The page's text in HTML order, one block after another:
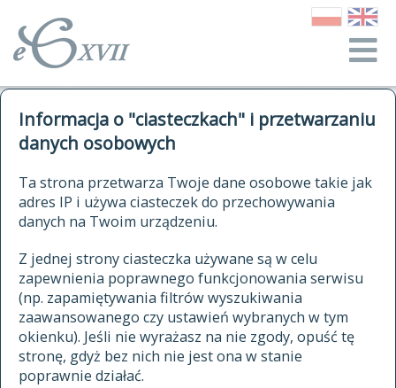
Informacja o "ciasteczkach" i przetwarzaniu
danych osobowych
Ta strona przetwarza Twoje dane osobowe takie jak
adres IP i używa ciasteczek do przechowywania
danych na Twoim urządzeniu.
Z jednej strony ciasteczka używane są w celu
zapewnienia poprawnego funkcjonowania serwisu
(np. zapamiętywania filtrów wyszukiwania
zaawansowanego czy ustawień wybranych w tym
okienku). Jeśli nie wyrażasz na nie zgody, opuść tę
stronę, gdyż bez nich nie jest ona w stanie
poprawnie działać.
autorzy Słownika
historia
publikacje
źródła
autorzy tekstów źródłowych
zasady opracowania
statystyki
najnowsze hasła
ostatnio zmodyfikowane hasła
kwerendy
jak cytować Słownik
ELEKTRONICZNY SŁOWNIK
JĘZYKA POLSKIEGO
XVII I XVIII WIEKU
znajdź hasła
zaczynające się od